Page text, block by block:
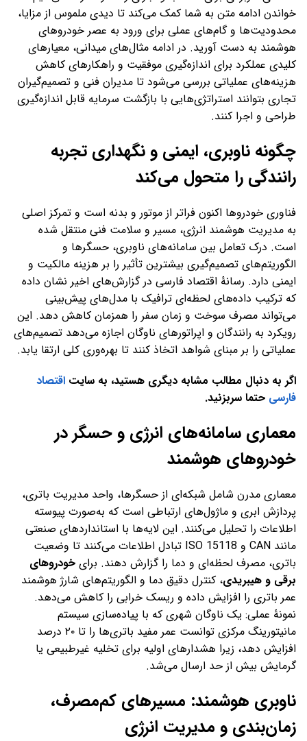
خواندن ادامه متن به شما کمک می‌کند تا دیدی ملموس از مزایا،
محدودیت‌ها و گام‌های عملی برای ورود به عصر خودروهای
هوشمند به دست آورید. در ادامه مثال‌های میدانی، معیارهای
کلیدی عملکرد برای اندازه‌گیری موفقیت و راهکارهای کاهش
هزینه‌های عملیاتی بررسی می‌شود تا مدیران فنی و تصمیم‌گیران
تجاری بتوانند استراتژی‌هایی با بازگشت سرمایه قابل اندازه‌گیری
طراحی و اجرا کنند.
چگونه ناوبری، ایمنی و نگهداری تجربه
رانندگی را متحول می‌کند
فناوری خودروها اکنون فراتر از موتور و بدنه است و تمرکز اصلی
به مدیریت هوشمند انرژی، مسیر و سلامت فنی منتقل شده
است. درک تعامل بین سامانه‌های ناوبری، حسگرها و
الگوریتم‌های تصمیم‌گیری بیشترین تأثیر را بر هزینه مالکیت و
ایمنی دارد. رسانهٔ اقتصاد فارسی در گزارش‌های اخیر نشان داده
که ترکیب داده‌های لحظه‌ای ترافیک با مدل‌های پیش‌بینی
می‌تواند مصرف سوخت و زمان سفر را همزمان کاهش دهد. این
رویکرد به رانندگان و اپراتورهای ناوگان اجازه می‌دهد تصمیم‌های
عملیاتی را بر مبنای شواهد اتخاذ کنند تا بهره‌وری کلی ارتقا یابد.
اگر به دنبال مطالب مشابه دیگری هستید، به سایت اقتصاد
فارسی حتما سربزنید.
معماری سامانه‌های انرژی و حسگر در
خودروهای هوشمند
معماری مدرن شامل شبکه‌ای از حسگرها، واحد مدیریت باتری،
پردازش ابری و ماژول‌های ارتباطی است که به‌صورت پیوسته
اطلاعات را تحلیل می‌کنند. این لایه‌ها با استانداردهای صنعتی
مانند CAN و ISO 15118 تبادل اطلاعات می‌کنند تا وضعیت
باتری، مصرف لحظه‌ای و دما را گزارش دهند. برای خودروهای
برقی و هیبریدی، کنترل دقیق دما و الگوریتم‌های شارژ هوشمند
عمر باتری را افزایش داده و ریسک خرابی را کاهش می‌دهد.
نمونهٔ عملی: یک ناوگان شهری که با پیاده‌سازی سیستم
مانیتورینگ مرکزی توانست عمر مفید باتری‌ها را تا ۲۰ درصد
افزایش دهد، زیرا هشدارهای اولیه برای تخلیه غیرطبیعی یا
گرمایش بیش از حد ارسال می‌شد.
ناوبری هوشمند: مسیرهای کم‌مصرف،
زمان‌بندی و مدیریت انرژی